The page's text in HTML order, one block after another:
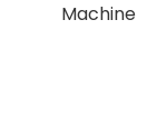
Machine